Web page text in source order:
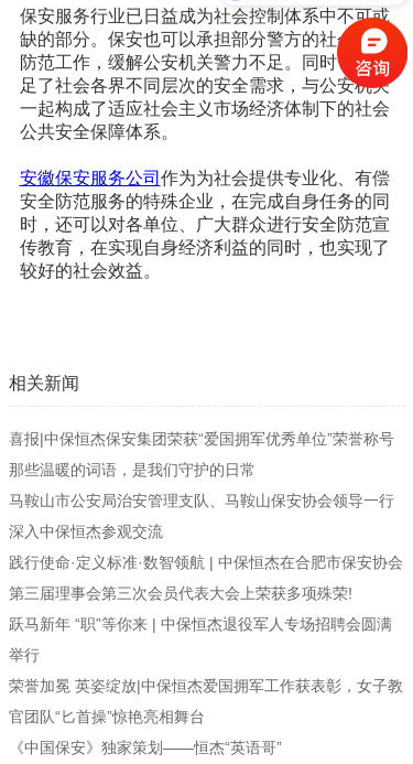
保安服务行业已日益成为社会控制体系中不可或
缺的部分。保安也可以承担部分警方的社会安全
防范工作，缓解公安机关警力不足。同时，又满
足了社会各界不同层次的安全需求，与公安机关
一起构成了适应社会主义市场经济体制下的社会
公共安全保障体系。
安徽保安服务公司 作为为社会提供专业化、有偿
安全防范服务的特殊企业，在完成自身任务的同
时，还可以对各单位、广大群众进行安全防范宣
传教育，在实现自身经济利益的同时，也实现了
较好的社会效益。
相关新闻
喜报|中保恒杰保安集团荣获“爱国拥军优秀单位”荣誉称号
那些温暖的词语，是我们守护的日常
马鞍山市公安局治安管理支队、马鞍山保安协会领导一行
深入中保恒杰参观交流
践行使命·定义标准·数智领航 | 中保恒杰在合肥市保安协会
第三届理事会第三次会员代表大会上荣获多项殊荣!
跃马新年 “职”等你来 | 中保恒杰退役军人专场招聘会圆满
举行
荣誉加冕 英姿绽放|中保恒杰爱国拥军工作获表彰，女子教
官团队“匕首操”惊艳亮相舞台
《中国保安》独家策划——恒杰“英语哥”